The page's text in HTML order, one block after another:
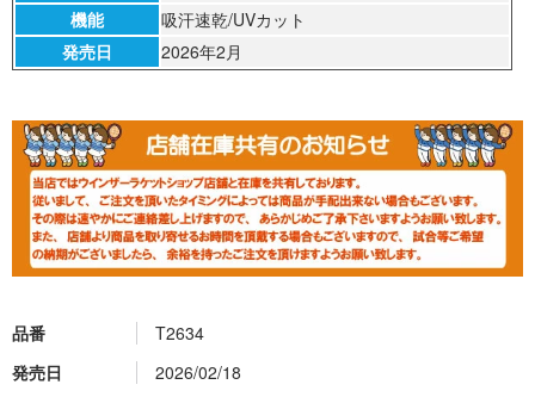
品番
T2634
発売日
2026/02/18
機能
吸汗速乾/UVカット
発売日
2026年2月